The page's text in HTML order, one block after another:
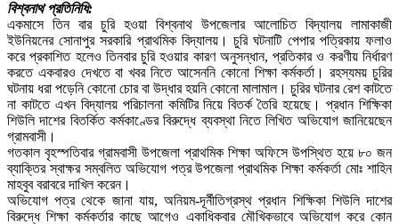
বিশ্বনাথ প্রতিনিধি:
একমাসে তিন বার চুরি হওয়া বিশ্বনাথ উপজেলার আলোচিত বিদ্যালয় লামাকাজী
ইউনিয়নের সোনাপুর সরকারি প্রাথমিক বিদ্যালয়। চুরি ঘটনাটি পেপার পত্রিকায় ফলাও
করে প্রকাশিত হলেও তিনবার চুরি হওয়ার কারণ অনুসন্ধান, প্রতিকার ও করণীয় নির্ধারণ
করতে একবারও দেখতে বা খবর নিতে আসেননি কোনো শিক্ষা কর্মকর্তা। রহস্যময় চুরির
ঘটনায় ধরা পড়েনি কোনো চোর বা উদ্ধার হয়নি কোনো মালামাল। চুরির ঘটনার রেশ কাটতে
না কাটতে এখন বিদ্যালয় পরিচালনা কমিটির নিয়ে বিতর্ক তৈরি হয়েছে। প্রধান শিক্ষিকা
শিউলি দাশের বিতর্কিত কর্মকাণ্ডের বিরুদ্ধে ব্যবস্থা নিতে লিখিত অভিযোগ জানিয়েছেন
গ্রামবাসী।
গতকাল বৃহস্পতিবার গ্রামবাসী উপজেলা প্রাথমিক শিক্ষা অফিসে উপস্থিত হয়ে ৮০ জন
ব্যাক্তির স্বাক্ষর সম্বলিত অভিযোগ পত্র উপজেলা প্রাথমিক শিক্ষা কর্মকর্তা মোঃ শাহিন
মাহবুব বরাবরে দাখিল করেন।
অভিযোগ পত্র থেকে জানা যায়, অনিয়ম-দূর্নীতিগ্রস্থ প্রধান শিক্ষিকা শিউলি দাশের
বিরুদ্ধে শিক্ষা কর্মকর্তার কাছে আগেও একাধিকবার মৌখিকভাবে অভিযোগ করে কোন